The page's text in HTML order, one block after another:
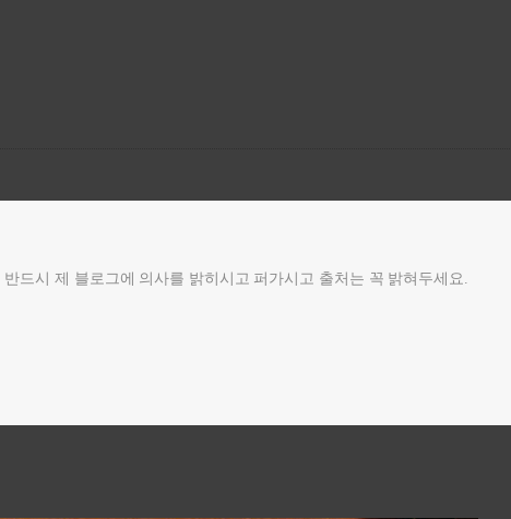
드시 제 블로그에 의사를 밝히시고 퍼가시고 출처는 꼭 밝혀두세요.